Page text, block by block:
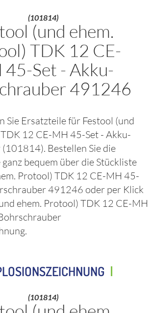
(101814)
(und ehem.
TDK 12 CE-
45-Set - Akku-
491246
Sie Ersatzteile für Festool (und
12 CE-MH 45-Set - Akku-
(101814). Bestellen Sie die
bequem über die Stückliste
Protool) TDK 12 CE-MH 45-
491246 oder per Klick
ehem. Protool) TDK 12 CE-MH
(101814)